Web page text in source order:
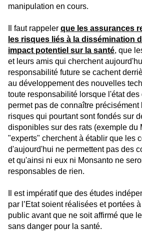
manipulation en cours.
Il faut rappeler que les assurances
les risques liés à la dissémination
impact potentiel sur la santé, que
et leurs amis qui cherchent
responsabilité future se cachent
au développement des nouvelles
toute responsabilité lorsque l'état
permet pas de connaître
risques qui pourtant sont fondés sur
disponibles sur des rats (exemple du
"experts" cherchent à établir que les
d'aujourd'hui ne permettent pas des
et qu'ainsi ni eux ni Monsanto ne
responsables de rien.
Il est impératif que des études
par l’Etat soient réalisées et portées
public avant que ne soit affirmé que
sans danger pour la santé.